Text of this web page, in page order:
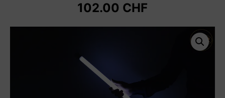
102.00 CHF